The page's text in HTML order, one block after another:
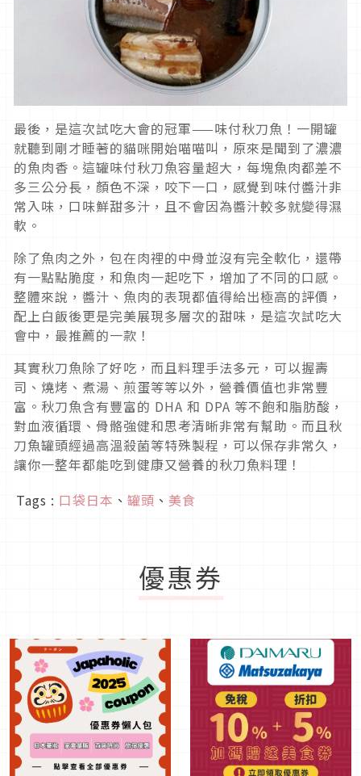
最後，是這次試吃大會的冠軍——味付秋刀魚！一開罐
就聽到剛才睡著的貓咪開始喵喵叫，原來是聞到了濃濃
的魚肉香。這罐味付秋刀魚容量超大，每塊魚肉都差不
多三公分長，顏色不深，咬下一口，感覺到味付醬汁非
常入味，口味鮮甜多汁，且不會因為醬汁較多就變得濕
軟。
除了魚肉之外，包在肉裡的中骨並沒有完全軟化，還帶
有一點點脆度，和魚肉一起吃下，增加了不同的口感。
整體來說，醬汁、魚肉的表現都值得給出極高的評價，
配上白飯後更是完美展現多層次的甜味，是這次試吃大
會中，最推薦的一款！
其實秋刀魚除了好吃，而且料理手法多元，可以握壽
司、燒烤、煮湯、煎蛋等等以外，營養價值也非常豐
富。秋刀魚含有豐富的 DHA 和 DPA 等不飽和脂肪酸，
對血液循環、骨骼強健和思考清晰非常有幫助。而且秋
刀魚罐頭經過高溫殺菌等特殊製程，可以保存非常久，
讓你一整年都能吃到健康又營養的秋刀魚料理！
Tags : 口袋日本 、 罐頭 、 美食
優惠券